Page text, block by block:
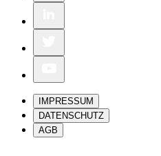
IMPRESSUM
DATENSCHUTZ
AGB